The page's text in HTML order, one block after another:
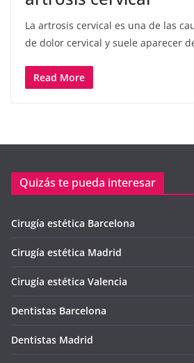
La artrosis cervical es una de las
de dolor cervical y suele aparecer
Read More
Quizás te pueda interesar
Cirugía estética Barcelona
Cirugía estética Madrid
Cirugía estética Valencia
Dentistas Barcelona
Dentistas Madrid